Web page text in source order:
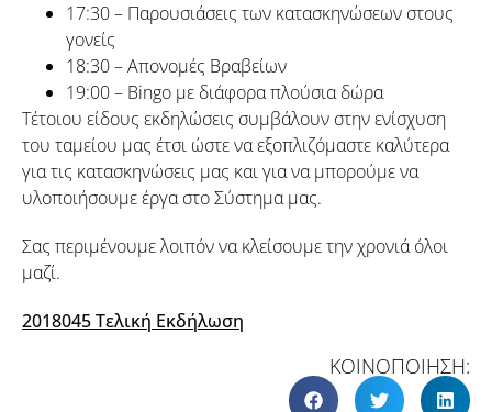
17:30 – Παρουσιάσεις των κατασκηνώσεων στους
γονείς
18:30 – Απονομές Βραβείων
19:00 – Bingo με διάφορα πλούσια δώρα
Τέτοιου είδους εκδηλώσεις συμβάλουν στην ενίσχυση
του ταμείου μας έτσι ώστε να εξοπλιζόμαστε καλύτερα
για τις κατασκηνώσεις μας και για να μπορούμε να
υλοποιήσουμε έργα στο Σύστημα μας.
Σας περιμένουμε λοιπόν να κλείσουμε την χρονιά όλοι
μαζί.
2018045 Τελική Εκδήλωση
ΚΟΙΝΟΠΟΙΗΣΗ: